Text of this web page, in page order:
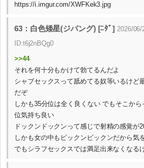
https://i.imgur.com/XWFKek3.jpg
63：白色矮星(ジパング) [ﾆﾀﾞ] 2026/06/
ID:t6j2nBQg0
>>44
それを何十分もかけて勃てるんだよ
シャブセックスって舐めてる奴等いるけど
だぞ
しかも35分位は全く良くない でもそこか
位気持ち良い
ドックンドックンって感じで射精の感覚が
しかも女の中もビックンビックンだから気
でもシラフセックスでは満足出来なくなる